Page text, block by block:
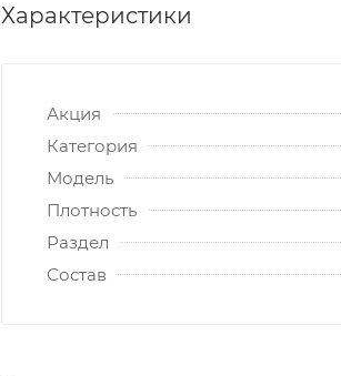
Характеристики
Акция
Категория
Модель
Плотность
Раздел
Состав